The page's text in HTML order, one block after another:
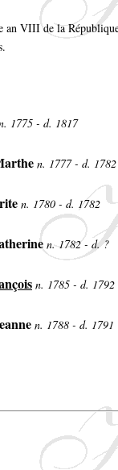
an VIII de la
1775 - d. 1817
n. 1777 - d.
n. 1780 - d. 1782
n. 1782 - d. ?
n. 1785 - d. 1792
n. 1788 - d. 1791